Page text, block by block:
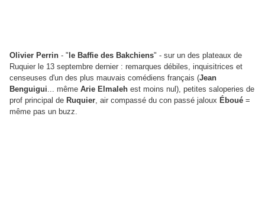
Olivier Perrin - " le Baffie des Bakchiens" - sur un des plateaux de
Ruquier le 13 septembre dernier : remarques débiles, inquisitrices et
censeuses d'un des plus mauvais comédiens français (Jean
Benguigui... même Arie Elmaleh est moins nul), petites saloperies de
prof principal de Ruquier, air compassé du con passé jaloux Éboué =
même pas un buzz.